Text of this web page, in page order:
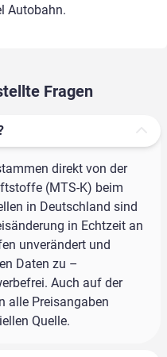
Autobahn.
Fragen
direkt von der
(MTS-K) beim
in Deutschland sind
in Echtzeit an
unverändert und
Daten zu –
Auch auf der
alle Preisangaben
Quelle.